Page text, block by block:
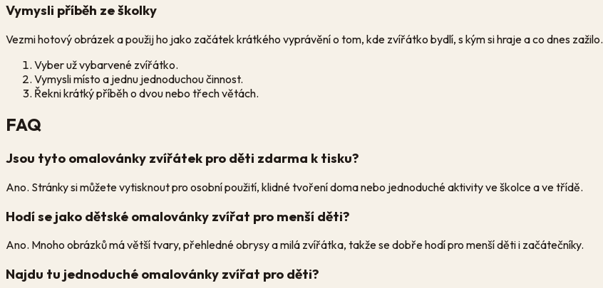
Vymysli příběh ze školky
Vezmi hotový obrázek a použij ho jako začátek krátkého vyprávění o tom, kde zvířátko bydlí, s kým si hraje a co dnes zažilo.
Vyber už vybarvené zvířátko.
Vymysli místo a jednu jednoduchou činnost.
Řekni krátký příběh o dvou nebo třech větách.
FAQ
Jsou tyto omalovánky zvířátek pro děti zdarma k tisku?
Ano. Stránky si můžete vytisknout pro osobní použití, klidné tvoření doma nebo jednoduché aktivity ve školce a ve třídě.
Hodí se jako dětské omalovánky zvířat pro menší děti?
Ano. Mnoho obrázků má větší tvary, přehledné obrysy a milá zvířátka, takže se dobře hodí pro menší děti i začátečníky.
Najdu tu jednoduché omalovánky zvířat pro děti?